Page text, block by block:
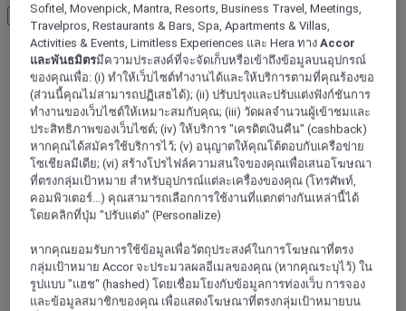
Load More See more items
PORTO ALEGRE, บราซิล
Manhattan Porto Alegre by Mercure
Sofitel, Movenpick, Mantra, Resorts, Business Travel, Meetings,
Travelpros, Restaurants & Bars, Spa, Apartments & Villas,
Activities & Events, Limitless Experiences และ Hera ทางAccor
และพันธมิตรมีความประสงค์ที่จะจัดเก็บหรือเข้าถึงข้อมูลบนอุปกรณ์
ของคุณเพื่อ: (i) ทำให้เว็บไซต์ทำงานได้และให้บริการตามที่คุณร้องขอ
(ส่วนนี้คุณไม่สามารถปฏิเสธได้); (ii) ปรับปรุงและปรับแต่งฟังก์ชันการ
ทำงานของเว็บไซต์ให้เหมาะสมกับคุณ; (iii) วัดผลจำนวนผู้เข้าชมและ
ประสิทธิภาพของเว็บไซต์; (iv) ให้บริการ "เครดิตเงินคืน" (cashback)
หากคุณได้สมัครใช้บริการไว้; (v) อนุญาตให้คุณโต้ตอบกับเครือข่าย
โซเชียลมีเดีย; (vi) สร้างโปรไฟล์ความสนใจของคุณเพื่อเสนอโฆษณา
ที่ตรงกลุ่มเป้าหมาย สำหรับอุปกรณ์แต่ละเครื่องของคุณ (โทรศัพท์,
คอมพิวเตอร์...) คุณสามารถเลือกการใช้งานที่แตกต่างกันเหล่านี้ได้
โดยคลิกที่ปุ่ม "ปรับแต่ง" (Personalize)
หากคุณยอมรับการใช้ข้อมูลเพื่อวัตถุประสงค์ในการโฆษณาที่ตรง
กลุ่มเป้าหมาย Accor จะประมวลผลอีเมลของคุณ (หากคุณระบุไว้) ใน
รูปแบบ "แฮช" (hashed) โดยเชื่อมโยงกับข้อมูลการท่องเว็บ การจอง
และข้อมูลสมาชิกของคุณ เพื่อแสดงโฆษณาที่ตรงกลุ่มเป้าหมายบน